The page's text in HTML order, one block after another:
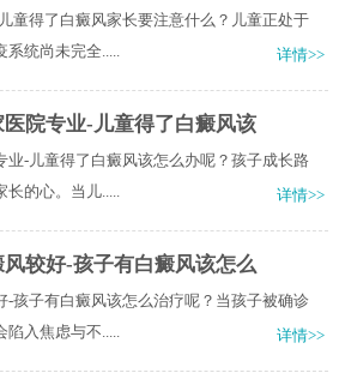
童得了白癜风家长要注意什么？儿童正处于
系统尚未完全.....
详情>>
院专业-儿童得了白癜风该
业-儿童得了白癜风该怎么办呢？孩子成长路
长的心。当儿.....
详情>>
较好-孩子有白癜风该怎么
-孩子有白癜风该怎么治疗呢？当孩子被确诊
陷入焦虑与不.....
详情>>